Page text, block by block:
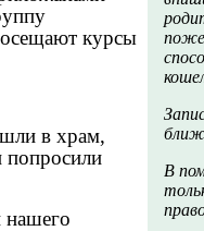
курсы
в храм,
попросили
нашего
В